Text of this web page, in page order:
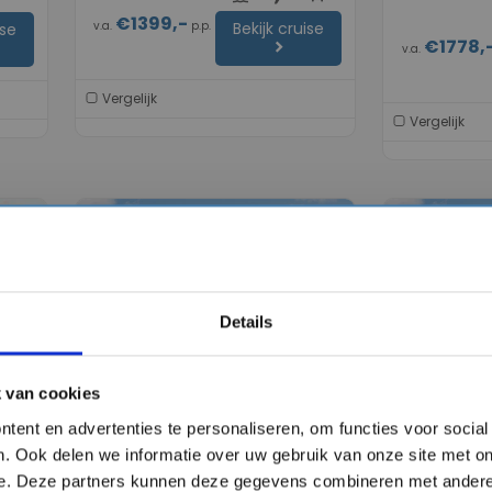
Details
van cookies
en advertenties te personaliseren, om functies voor
Ook delen we informatie over uw gebruik van onze site met
Deze partners kunnen deze gegevens combineren met
v.a. €1399,- p.p. Bekijk cruise
chevron_right
Vergelijk
v.a.
Vergelijk
8 daagse Middellandse Zee
cruise met de Enchanted
Princess
8 daagse
cruise met
Princess